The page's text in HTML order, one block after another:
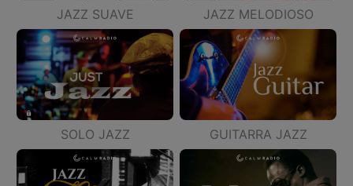
JAZZ SUAVE JAZZ MELODIOSO
SOLO JAZZ GUITARRA JAZZ